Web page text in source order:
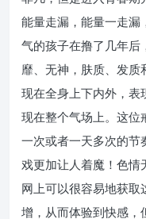
能量走漏，能量一走漏
气的孩子在撸了几年后
靡、无神，肤质、发
现在全身上下内外，表
现在整个气场上。这位
一次或者一天多次的节
戏更加让人着魔！色情
网上可以很容易地获取
增，从而体验到快感，